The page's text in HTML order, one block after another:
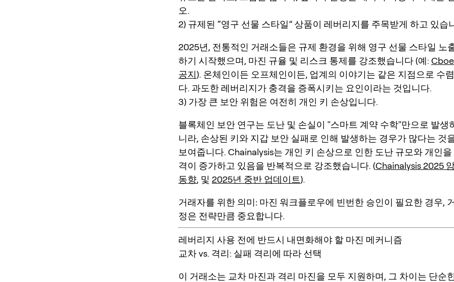
오.
2) 규제된 “영구 선물 스타일” 상품이 레버리지를 주목받게 하고 있습
2025년, 전통적인 거래소들은 규제 환경을 위해 영구 선물 스타일 노
하기 시작했으며, 마진 규율 및 리스크 통제를 강조했습니다 (예:
공지). 온체인이든 오프체인이든, 업계의 이야기는 같은 지점으로 수
다. 과도한 레버리지가 충격을 증폭시키는 요인이라는 것입니다.
3) 가장 큰 보안 위험은 여전히 개인 키 손상입니다.
블록체인 보안 연구는 도난 및 손실이 "스마트 계약 수학"만으로 발생
니라, 손상된 키와 지갑 보안 실패로 인해 발생하는 경우가 많다는 것
보여줍니다. Chainalysis는 개인 키 손상으로 인한 도난 규모와 개인
격이 증가하고 있음을 반복적으로 강조했습니다. (Chainalysis 2025
동향, 및 2025년 중반 업데이트).
거래자를 위한 의미: 마진 워크플로우에 빈번한 승인이 필요한 경우,
정은 전략만큼 중요합니다.
레버리지 사용 전에 반드시 내면화해야 할 마진 메커니즘
교차 vs. 격리: 실패 격리에 따라 선택
이 거래소는 교차 마진과 격리 마진을 모두 지원하며, 그 차이는 단순